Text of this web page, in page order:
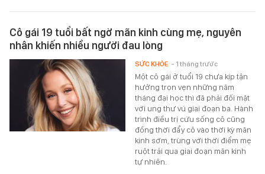
Cô gái 19 tuổi bất ngờ mãn kinh cùng mẹ, nguyên
nhân khiến nhiều người đau lòng
Một cô gái ở tuổi 19 chưa kịp tận
hưởng trọn vẹn những năm
tháng đại học thì đã phải đối mặt
với ung thư vú giai đoạn ba. Hành
trình điều trị cứu sống cô cũng
đồng thời đẩy cô vào thời kỳ mãn
kinh sớm, trùng với thời điểm mẹ
ruột trải qua giai đoạn mãn kinh
tự nhiên.
SỨC KHỎE - 1 tháng trước